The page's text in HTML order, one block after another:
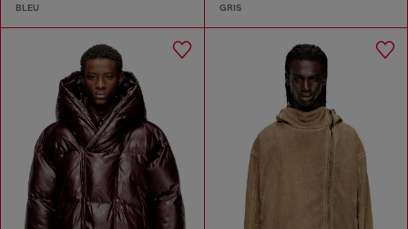
BLEU GRIS